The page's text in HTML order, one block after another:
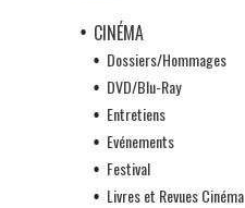
CINÉMA
Dossiers/Hommages
DVD/Blu-Ray
Entretiens
Evénements
Festival
Livres et Revues Cinéma